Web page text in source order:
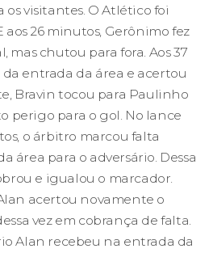
os visitantes. O Atlético foi
aos 26 minutos, Gerônimo fez
mas chutou para fora. Aos 37
entrada da área e acertou
Bravin tocou para Paulinho
perigo para o gol. No lance
o árbitro marcou falta
área para o adversário. Dessa
e igualou o marcador.
acertou novamente o
vez em cobrança de falta.
Alan recebeu na entrada da